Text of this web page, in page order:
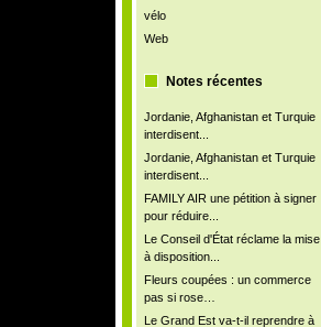
vélo
Web
Notes récentes
Jordanie, Afghanistan et Turquie
interdisent...
Jordanie, Afghanistan et Turquie
interdisent...
FAMILY AIR une pétition à signer
pour réduire...
Le Conseil d'État réclame la mise
à disposition...
Fleurs coupées : un commerce
pas si rose…
Le Grand Est va-t-il reprendre à